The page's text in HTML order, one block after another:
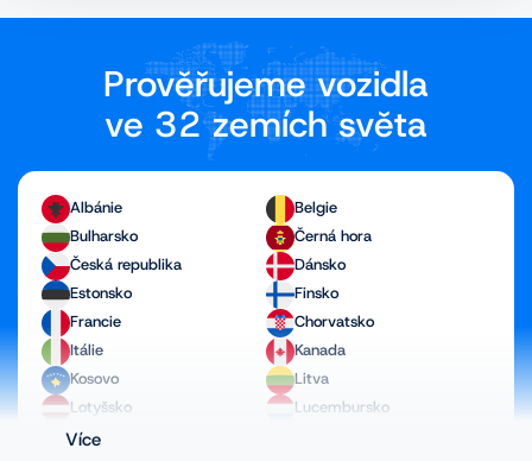
Prověřujeme vozidla
ve 32 zemích světa
Albánie
Belgie
Bulharsko
Černá hora
Česká republika
Dánsko
Estonsko
Finsko
Francie
Chorvatsko
Itálie
Kanada
Kosovo
Litva
Lotyšsko
Lucembursko
Maďarsko
Více